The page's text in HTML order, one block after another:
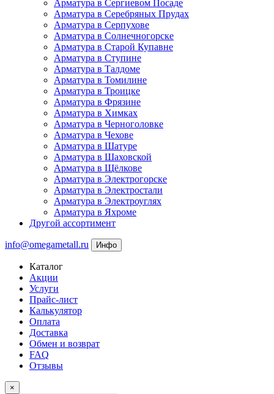
Арматура в Сергиевом Посаде
Арматура в Серебряных Прудах
Арматура в Серпухове
Арматура в Солнечногорске
Арматура в Старой Купавне
Арматура в Ступине
Арматура в Талдоме
Арматура в Томилине
Арматура в Троицке
Арматура в Фрязине
Арматура в Химках
Арматура в Черноголовке
Арматура в Чехове
Арматура в Шатуре
Арматура в Шаховской
Арматура в Щёлкове
Арматура в Электрогорске
Арматура в Электростали
Арматура в Электроуглях
Арматура в Яхроме
Другой ассортимент
info@omegametall.ru Инфо
Каталог
Акции
Услуги
Прайс-лист
Калькулятор
Оплата
Доставка
Обмен и возврат
FAQ
Отзывы
×